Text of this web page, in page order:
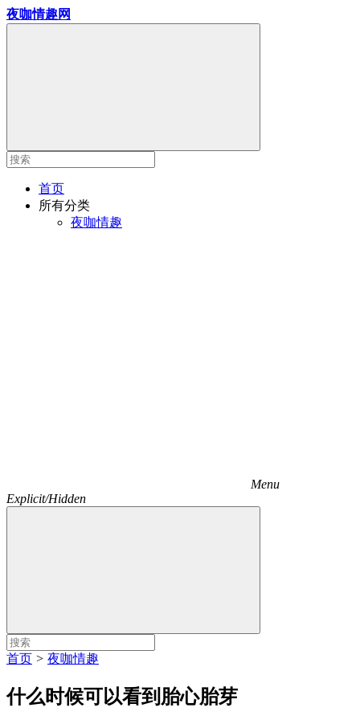
夜咖情趣网
首页
所有分类
夜咖情趣
Menu
Explicit/Hidden
首页 > 夜咖情趣
什么时候可以看到胎心胎芽